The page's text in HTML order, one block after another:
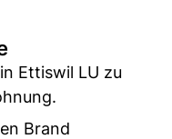
Ettiswil LU zu
Brand